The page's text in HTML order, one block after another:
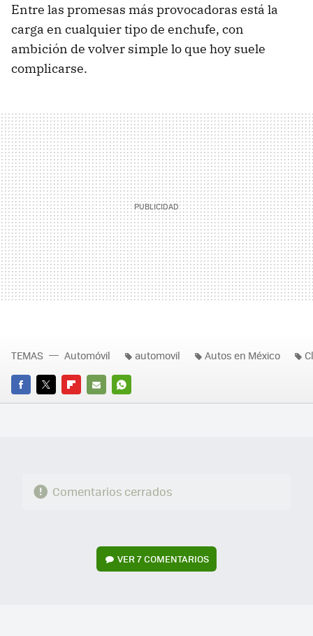
Entre las promesas más provocadoras está la
carga en cualquier tipo de enchufe, con
ambición de volver simple lo que hoy suele
complicarse.
FACEBOOK
TWITTERFLIPBOARD
E-
WHATSAPP
TEMAS Automóvil automovil Autos en México
Comentarios cerrados
VER7 COMENTARIOS